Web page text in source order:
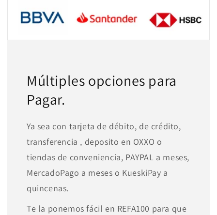
Múltiples opciones para
Pagar.
Ya sea con tarjeta de débito, de crédito,
transferencia , deposito en OXXO o
tiendas de conveniencia, PAYPAL a meses,
MercadoPago a meses o KueskiPay a
quincenas.
Te la ponemos fácil en REFA100 para que